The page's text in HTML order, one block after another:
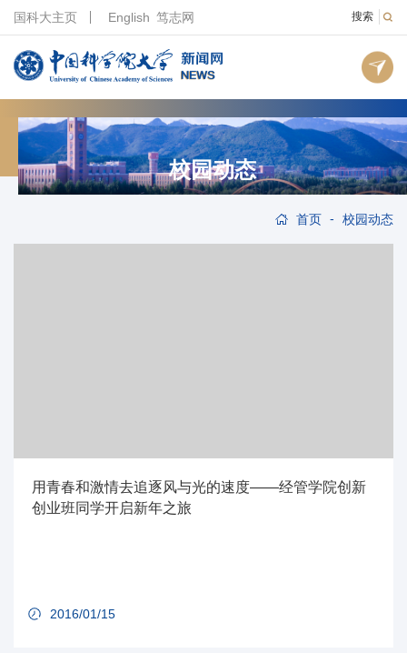
搜索
国科大主页 English 笃志网
校园动态
首页 - 校园动态
用青春和激情去追逐风与光的速度——经管学院创新
创业班同学开启新年之旅
2016/01/15